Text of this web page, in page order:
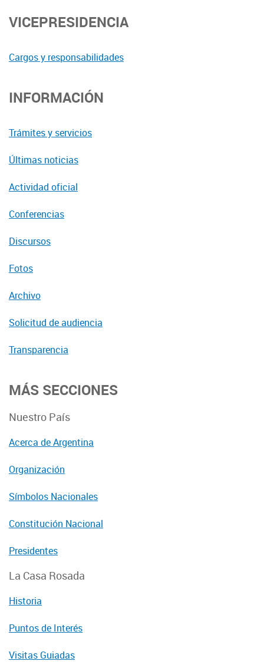
VICEPRESIDENCIA
Cargos y responsabilidades
INFORMACIÓN
Trámites y servicios
Últimas noticias
Actividad oficial
Conferencias
Discursos
Fotos
Archivo
Solicitud de audiencia
Transparencia
MÁS SECCIONES
Nuestro País
Acerca de Argentina
Organización
Símbolos Nacionales
Constitución Nacional
Presidentes
La Casa Rosada
Historia
Puntos de Interés
Visitas Guiadas